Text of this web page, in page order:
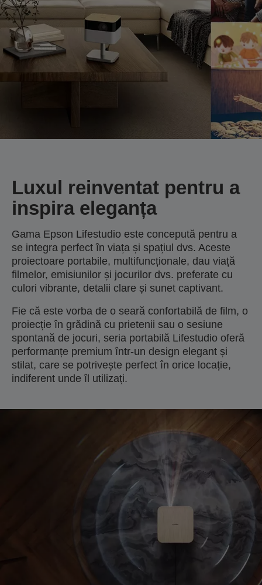
Luxul reinventat pentru a
inspira eleganța
Gama Epson Lifestudio este concepută pentru a
se integra perfect în viața și spațiul dvs. Aceste
proiectoare portabile, multifuncționale, dau viață
filmelor, emisiunilor și jocurilor dvs. preferate cu
culori vibrante, detalii clare și sunet captivant.
Fie că este vorba de o seară confortabilă de film, o
proiecție în grădină cu prietenii sau o sesiune
spontană de jocuri, seria portabilă Lifestudio oferă
performanțe premium într-un design elegant și
stilat, care se potrivește perfect în orice locație,
indiferent unde îl utilizați.